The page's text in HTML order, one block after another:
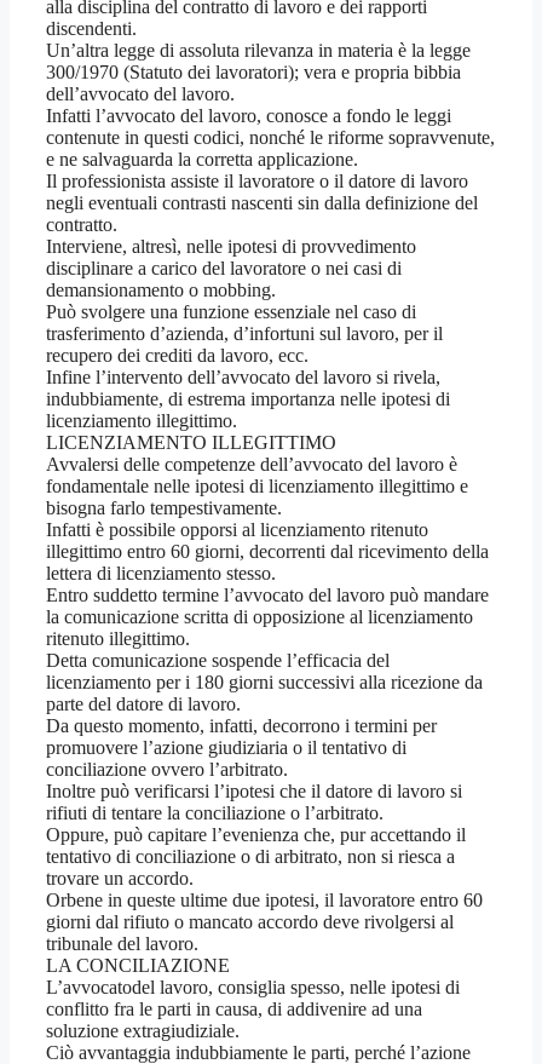
alla disciplina del contratto di lavoro e dei rapporti
discendenti.
Un’altra legge di assoluta rilevanza in materia è la legge
300/1970 (Statuto dei lavoratori); vera e propria bibbia
dell’avvocato del lavoro.
Infatti l’avvocato del lavoro, conosce a fondo le leggi
contenute in questi codici, nonché le riforme sopravvenute,
e ne salvaguarda la corretta applicazione.
Il professionista assiste il lavoratore o il datore di lavoro
negli eventuali contrasti nascenti sin dalla definizione del
contratto.
Interviene, altresì, nelle ipotesi di provvedimento
disciplinare a carico del lavoratore o nei casi di
demansionamento o mobbing.
Può svolgere una funzione essenziale nel caso di
trasferimento d’azienda, d’infortuni sul lavoro, per il
recupero dei crediti da lavoro, ecc.
Infine l’intervento dell’avvocato del lavoro si rivela,
indubbiamente, di estrema importanza nelle ipotesi di
licenziamento illegittimo.
LICENZIAMENTO ILLEGITTIMO
Avvalersi delle competenze dell’avvocato del lavoro è
fondamentale nelle ipotesi di licenziamento illegittimo e
bisogna farlo tempestivamente.
Infatti è possibile opporsi al licenziamento ritenuto
illegittimo entro 60 giorni, decorrenti dal ricevimento della
lettera di licenziamento stesso.
Entro suddetto termine l’avvocato del lavoro può mandare
la comunicazione scritta di opposizione al licenziamento
ritenuto illegittimo.
Detta comunicazione sospende l’efficacia del
licenziamento per i 180 giorni successivi alla ricezione da
parte del datore di lavoro.
Da questo momento, infatti, decorrono i termini per
promuovere l’azione giudiziaria o il tentativo di
conciliazione ovvero l’arbitrato.
Inoltre può verificarsi l’ipotesi che il datore di lavoro si
rifiuti di tentare la conciliazione o l’arbitrato.
Oppure, può capitare l’evenienza che, pur accettando il
tentativo di conciliazione o di arbitrato, non si riesca a
trovare un accordo.
Orbene in queste ultime due ipotesi, il lavoratore entro 60
giorni dal rifiuto o mancato accordo deve rivolgersi al
tribunale del lavoro.
LA CONCILIAZIONE
L’avvocatodel lavoro, consiglia spesso, nelle ipotesi di
conflitto fra le parti in causa, di addivenire ad una
soluzione extragiudiziale.
Ciò avvantaggia indubbiamente le parti, perché l’azione